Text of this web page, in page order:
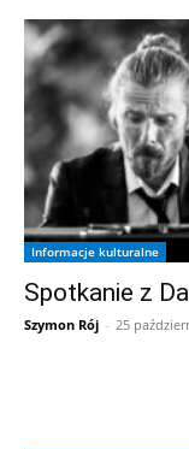
Informacje kulturalne
Spotkanie z
Szymon Rój - 25